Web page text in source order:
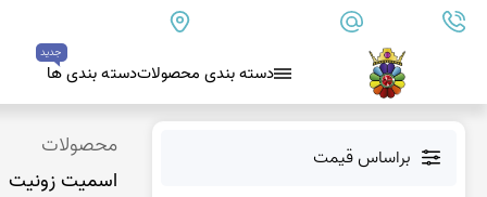
09179890157
info@goharanshop.com
دسته بندی محصولاتدسته بندی ها
جدید
براساس قیمت
محصولات
اسمیت زونیت